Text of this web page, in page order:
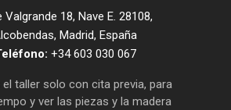
es distinta: las vetas, nudos y
naturales forman
y autenticidad.
Valgrande 18, Nave E. 28108,
Madrid, España
+34 603 030 067
taller solo con cita previa, para
y ver las piezas y la madera